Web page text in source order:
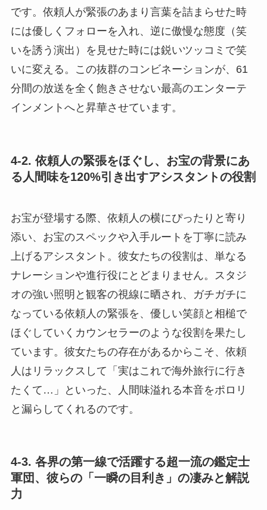
です。依頼人が緊張のあまり言葉を詰まらせた時
には優しくフォローを入れ、逆に傲慢な態度（笑
いを誘う演出）を見せた時には鋭いツッコミで笑
いに変える。この抜群のコンビネーションが、61
分間の放送を全く飽きさせない最高のエンターテ
インメントへと昇華させています。
4-2. 依頼人の緊張をほぐし、お宝の背景にあ
る人間味を120%引き出すアシスタントの役割
お宝が登場する際、依頼人の横にぴったりと寄り
添い、お宝のスペックや入手ルートを丁寧に読み
上げるアシスタント。彼女たちの役割は、単なる
ナレーションや進行役にとどまりません。スタジ
オの強い照明と観客の視線に晒され、ガチガチに
なっている依頼人の緊張を、優しい笑顔と相槌で
ほぐしていくカウンセラーのような役割を果たし
ています。彼女たちの存在があるからこそ、依頼
人はリラックスして「実はこれで海外旅行に行き
たくて…」といった、人間味溢れる本音をポロリ
と漏らしてくれるのです。
4-3. 各界の第一線で活躍する超一流の鑑定士
軍団、彼らの「一瞬の目利き」の凄みと解説
力